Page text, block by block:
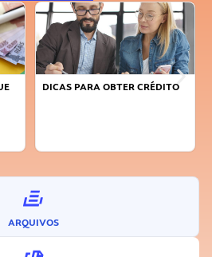
FAÇA A DIFERENÇA: SEJA
ARQUIVOS